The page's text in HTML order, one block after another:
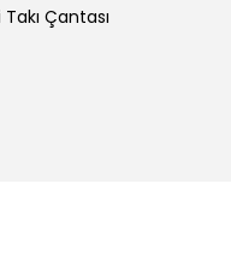
Çantası